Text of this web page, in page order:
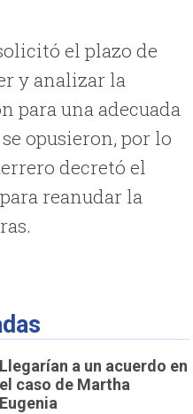
el plazo de
y analizar la
para una adecuada
opusieron, por lo
decretó el
reanudar la
Llegarían a un acuerdo en
el caso de Martha
Eugenia